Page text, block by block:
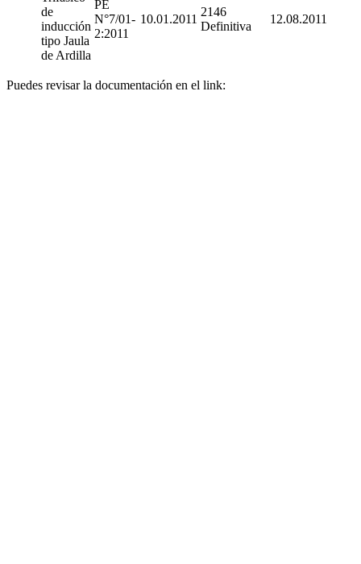
de
inducción
tipo Jaula
de Ardilla
PE
N°7/01-
2:2011
10.01.2011
2146
Definitiva
12.08.2011
Puedes revisar la documentación en el link: